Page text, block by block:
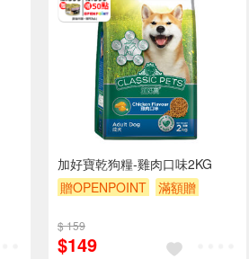
加好寶乾狗糧-雞肉口味2KG
贈OPENPOINT
滿額贈
$ 159
$149